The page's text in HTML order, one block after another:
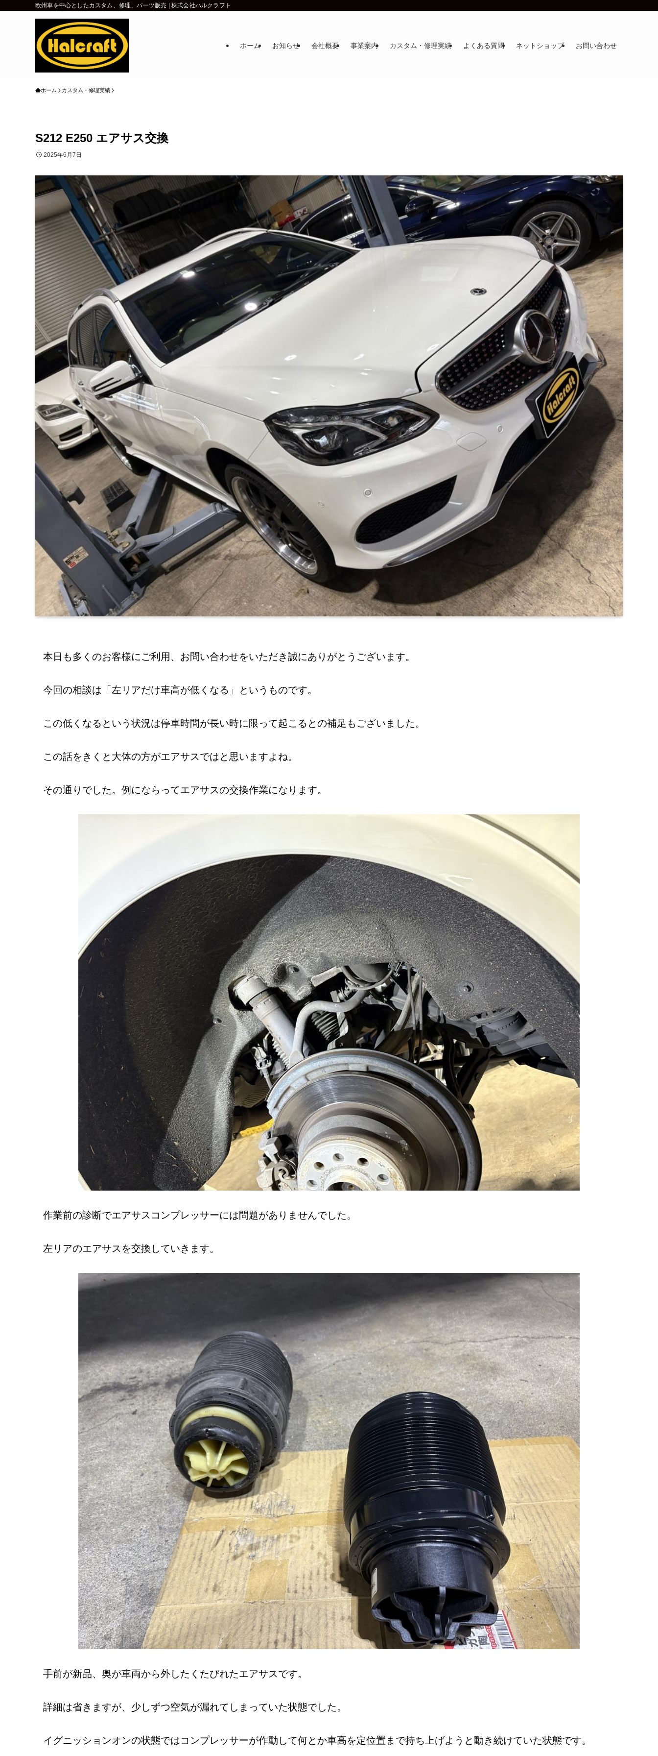
欧州車を中心としたカスタム、修理、パーツ販売 | 株式会社ハルクラフト
ホーム お知らせ 会社概要 事業案内 カスタム・修理実績 よくある質問 ネットショップ お問い合わせ
ホーム カスタム・修理実績
S212 E250 エアサス交換
2025年6月7日
本日も多くのお客様にご利用、お問い合わせをいただき誠にありがとうございます。
今回の相談は「左リアだけ車高が低くなる」というものです。
この低くなるという状況は停車時間が長い時に限って起こるとの補足もございました。
この話をきくと大体の方がエアサスではと思いますよね。
その通りでした。例にならってエアサスの交換作業になります。
作業前の診断でエアサスコンプレッサーには問題がありませんでした。
左リアのエアサスを交換していきます。
手前が新品、奥が車両から外したくたびれたエアサスです。
詳細は省きますが、少しずつ空気が漏れてしまっていた状態でした。
イグニッションオンの状態ではコンプレッサーが作動して何とか車高を定位置まで持ち上げようと動き続けていた状態です。